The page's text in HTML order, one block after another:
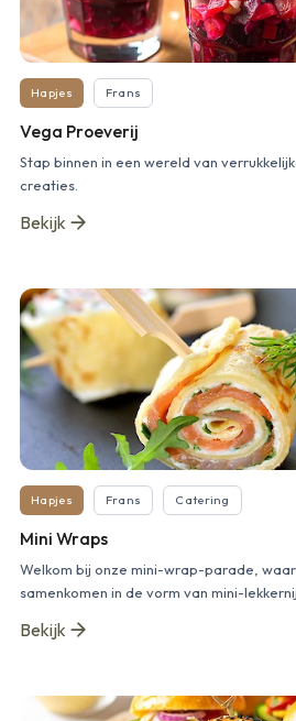
Hapjes Frans
Vega Proeverij
Stap binnen in een wereld van
creaties.
Bekijk
Hapjes Frans Catering
Mini Wraps
Welkom bij onze mini-wrap-parade,
samenkomen in de vorm van mini-
Bekijk